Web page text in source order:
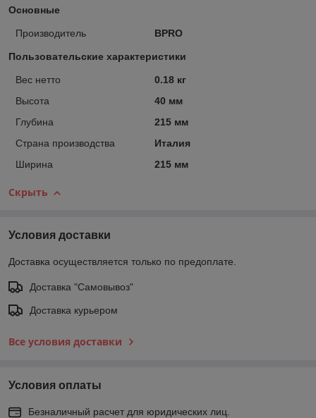
Основные
Производитель BPRO
Пользовательские характеристики
Вес нетто
0.18 кг
Высота
40 мм
Глубина
215 мм
Страна производства
Италия
Ширина
215 мм
Скрыть
Условия доставки
Доставка осуществляется только по предоплате.
Доставка "Самовывоз"
Доставка курьером
Все условия доставки
Условия оплаты
Безналичный расчет для юридических лиц.